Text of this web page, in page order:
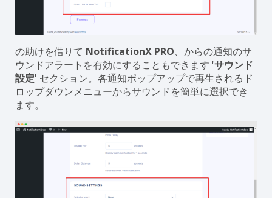
の助けを借りて NotificationX PRO、からの通知のサ
ウンドアラートを有効にすることもできます 'サウンド
設定' セクション。各通知ポップアップで再生されるド
ロップダウンメニューからサウンドを簡単に選択でき
ます。